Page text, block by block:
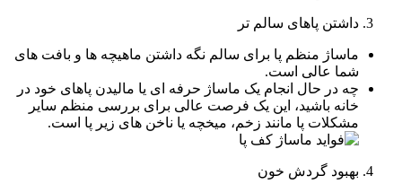
داشتن پاهای سالم تر
ماساژ منظم پا برای سالم نگه داشتن ماهیچه ها و بافت های
شما عالی است.
چه در حال انجام یک ماساژ حرفه ای یا مالیدن پاهای خود در
خانه باشید، این یک فرصت عالی برای بررسی منظم سایر
مشکلات پا مانند زخم، میخچه یا ناخن های زیر پا است.
بهبود گردش خون